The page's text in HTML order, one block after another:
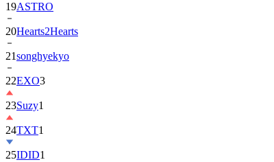
19ASTRO
20Hearts2Hearts
21songhyekyo
22EXO3
23Suzy1
24TXT1
25IDID1